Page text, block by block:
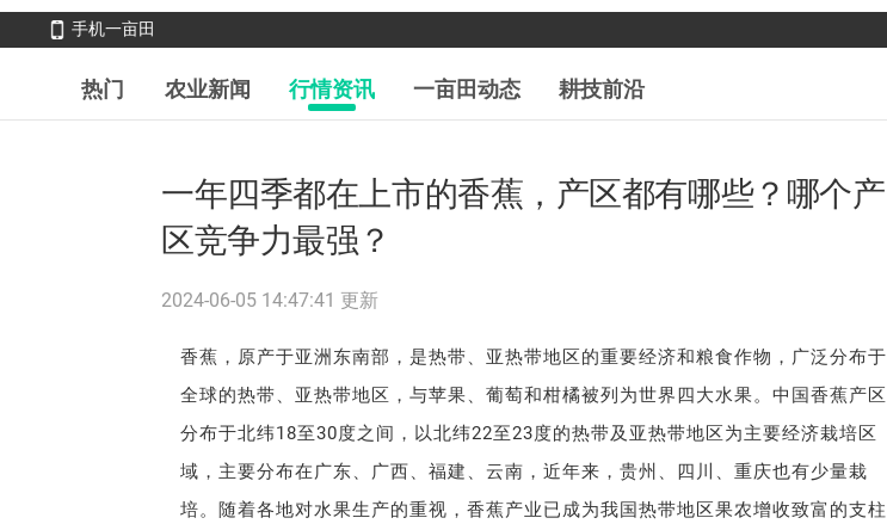
手机一亩田
热门 农业新闻 行情资讯 一亩田动态 耕技前沿
一年四季都在上市的香蕉，产区都有哪些？哪个产
区竞争力最强？
2024-06-05 14:47:41 更新
香蕉，原产于亚洲东南部，是热带、亚热带地区的重要经济和粮食作物，广泛分布于
全球的热带、亚热带地区，与苹果、葡萄和柑橘被列为世界四大水果。中国香蕉产区
分布于北纬18至30度之间，以北纬22至23度的热带及亚热带地区为主要经济栽培区
域，主要分布在广东、广西、福建、云南，近年来，贵州、四川、重庆也有少量栽
培。随着各地对水果生产的重视，香蕉产业已成为我国热带地区果农增收致富的支柱